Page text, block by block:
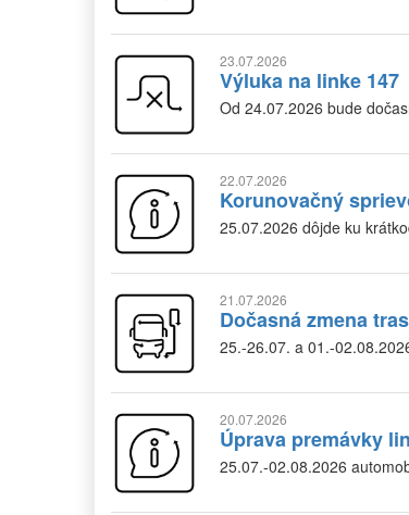
23.07.2026
Výluka na linke 147
Od 24.07.2026 bude
22.07.2026
Korunovačný
25.07.2026 dôjde ku
21.07.2026
Dočasná zmena
25.-26.07. a 01.-
20.07.2026
Úprava premávky
25.07.-02.08.2026